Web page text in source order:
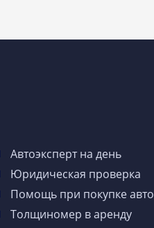
Автоэксперт на день
Юридическая проверка
Помощь при покупке авто
Толщиномер в аренду